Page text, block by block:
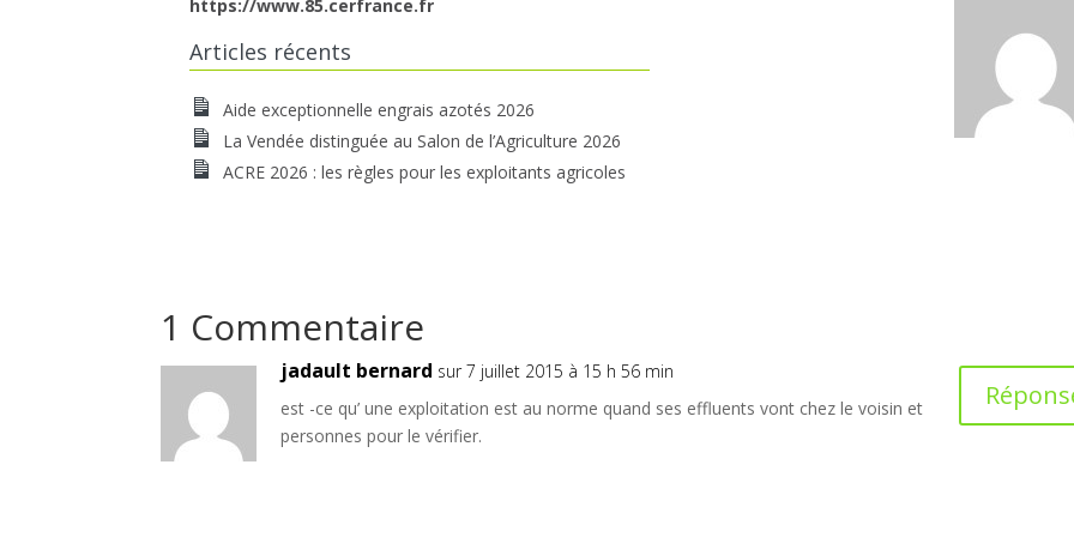
https://www.85.cerfrance.fr
Articles récents
Aide exceptionnelle engrais azotés 2026
La Vendée distinguée au Salon de l’Agriculture 2026
ACRE 2026 : les règles pour les exploitants agricoles
1 Commentaire
jadault bernard sur 7 juillet 2015 à 15 h 56 min
est -ce qu’ une exploitation est au norme quand ses effluents vont chez le voisin et
personnes pour le vérifier.